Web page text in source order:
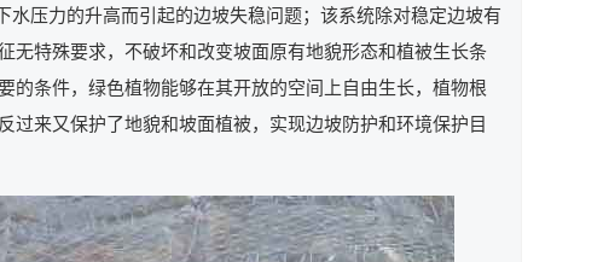
压力的升高而引起的边坡失稳问题；该系统除对稳定边坡有
无特殊要求，不破坏和改变坡面原有地貌形态和植被生长条
条件，绿色植物能够在其开放的空间上自由生长，植物根
来又保护了地貌和坡面植被，实现边坡防护和环境保护目